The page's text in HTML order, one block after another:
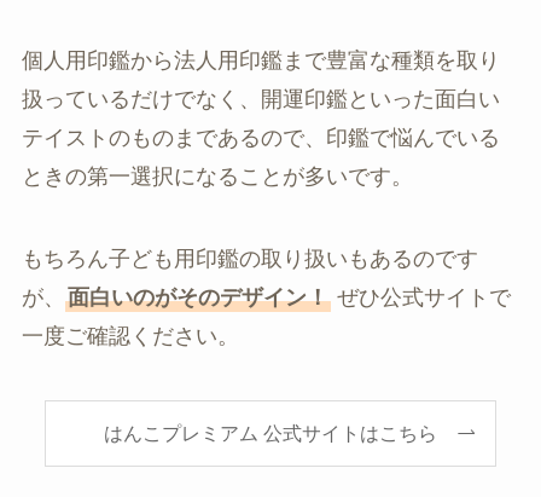
個人用印鑑から法人用印鑑まで豊富な種類を取り
扱っているだけでなく、開運印鑑といった面白い
テイストのものまであるので、印鑑で悩んでいる
ときの第一選択になることが多いです。
もちろん子ども用印鑑の取り扱いもあるのです
が、 面白いのがそのデザイン！ぜひ公式サイトで
一度ご確認ください。
はんこプレミアム 公式サイトはこちら